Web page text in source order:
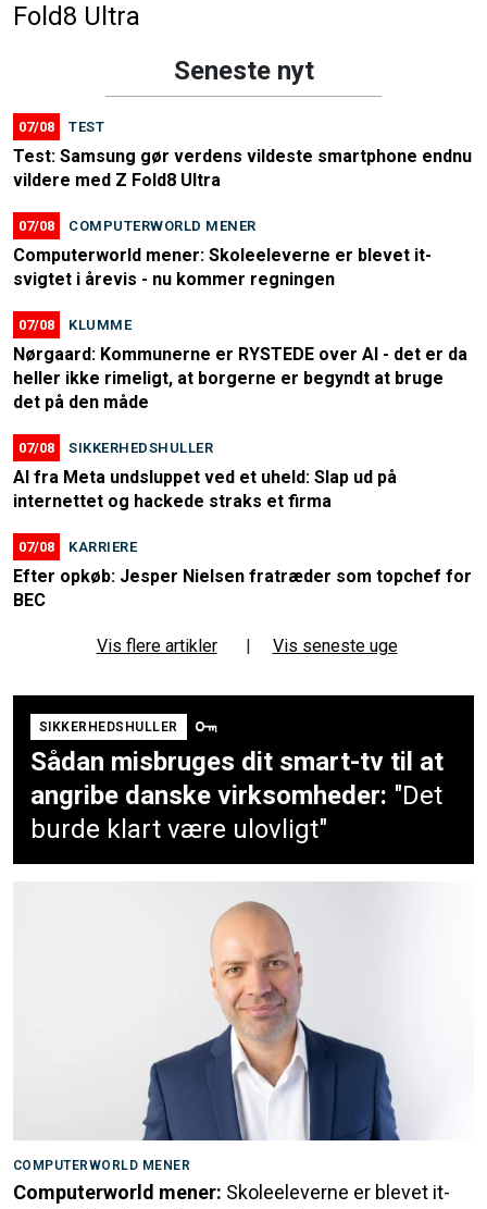
Fold8 Ultra
Seneste nyt
07/08 TEST
Test: Samsung gør verdens vildeste smartphone endnu
vildere med Z Fold8 Ultra
07/08 COMPUTERWORLD MENER
Computerworld mener: Skoleeleverne er blevet it-
svigtet i årevis - nu kommer regningen
07/08 KLUMME
Nørgaard: Kommunerne er RYSTEDE over AI - det er da
heller ikke rimeligt, at borgerne er begyndt at bruge
det på den måde
07/08 SIKKERHEDSHULLER
AI fra Meta undsluppet ved et uheld: Slap ud på
internettet og hackede straks et firma
07/08 KARRIERE
Efter opkøb: Jesper Nielsen fratræder som topchef for
BEC
Vis flere artikler | Vis seneste uge
SIKKERHEDSHULLER
Sådan misbruges dit smart-tv til at
angribe danske virksomheder: "Det
burde klart være ulovligt"
COMPUTERWORLD MENER
Computerworld mener: Skoleeleverne er blevet it-